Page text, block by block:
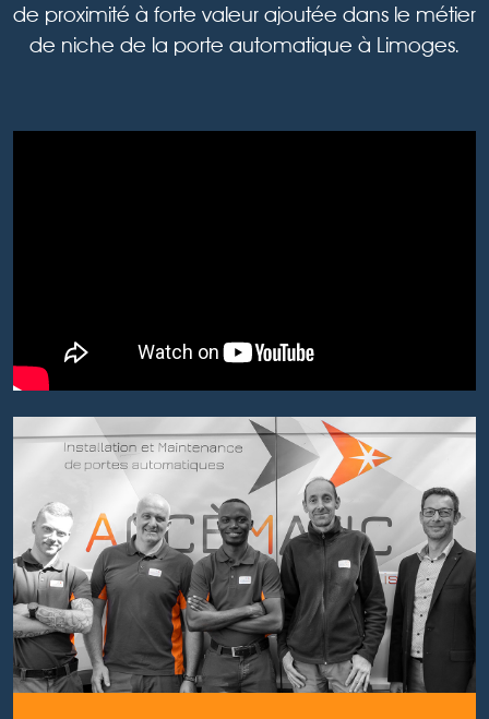
de proximité à forte valeur ajoutée dans le métier
de niche de la porte automatique à Limoges.